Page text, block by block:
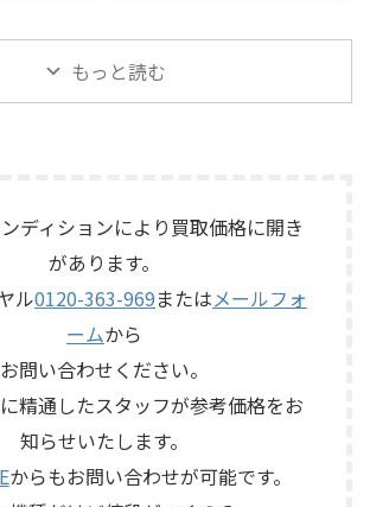
ーター、
ホー
500は、テープを使用したアナ
ログエコーならではの揺らぎ
や質感を楽しめる機材です。査
」を出張
左右チャン
ランス、
出力、フ
の状態、
コンディシ
ど付属品の
定いた
：Mark
ルレンジスピーカー
「TD510MK2」を出張買取させ
態、ユニットの状態、エッグ
シェル型エンクロージャー、角
度調整機構、スピーカー端
子、外観コンディション、保護
ネットやキャップなど付属品
の有無を確認しながら査定い
たしました。 買取商品：
ECLIPSE / イクリプス 型番：
TD510MK2 カテゴリ ...
もっと読む
ディションにより買取価格に開き
があります。
ル0120-363-969またはメールフォ
ームから
お問い合わせください。
精通したスタッフが参考価格をお
知らせいたします。
からもお問い合わせが可能です。